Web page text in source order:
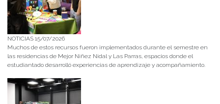
NOTICIAS 15/07/2026
Muchos de estos recursos fueron implementados durante el semestre en
las residencias de Mejor Niñez Nidal y Las Parras, espacios donde el
estudiantado desarrolló experiencias de aprendizaje y acompañamiento.